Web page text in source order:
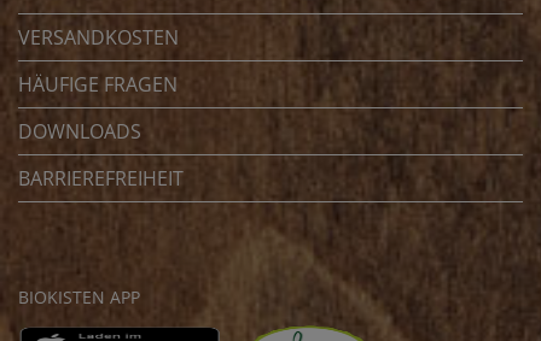
VERSANDKOSTEN
HÄUFIGE FRAGEN
DOWNLOADS
BARRIEREFREIHEIT
BIOKISTEN APP